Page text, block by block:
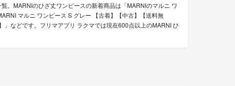
。MARNIのひざ丈ワンピースの新着商品は「MARNIのマルニ ワ
マルニ ワンピース S グレー 【古着】【中古】【送料無
などです。フリマアプリ ラクマでは現在600点以上のMARNI ひ